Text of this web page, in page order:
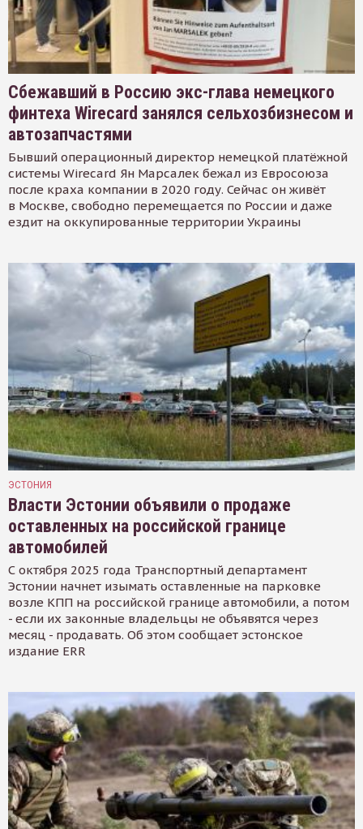
Сбежавший в Россию экс-глава немецкого
финтеха Wirecard занялся сельхозбизнесом и
автозапчастями
Бывший операционный директор немецкой платёжной
системы Wirecard Ян Марсалек бежал из Евросоюза
после краха компании в 2020 году. Сейчас он живёт
в Москве, свободно перемещается по России и даже
ездит на оккупированные территории Украины
ЭСТОНИЯ
Власти Эстонии объявили о продаже
оставленных на российской границе
автомобилей
С октября 2025 года Транспортный департамент
Эстонии начнет изымать оставленные на парковке
возле КПП на российской границе автомобили, а потом
- если их законные владельцы не объявятся через
месяц - продавать. Об этом сообщает эстонское
издание ERR